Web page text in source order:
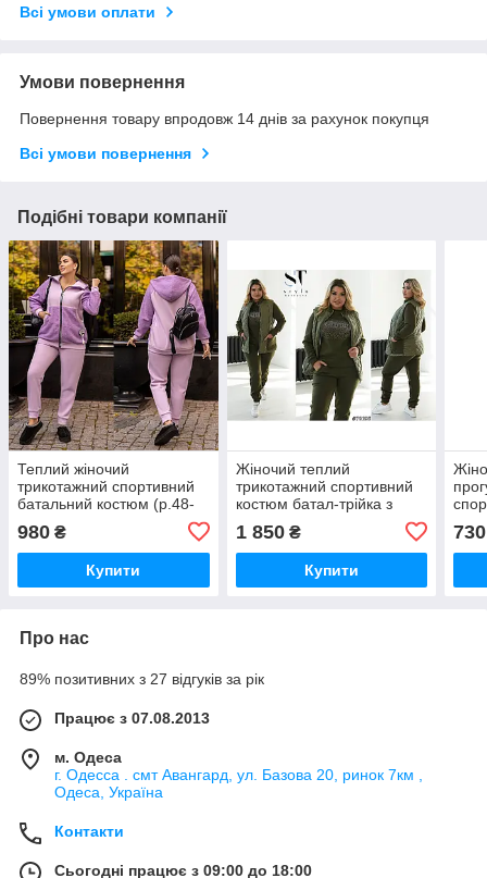
Всі умови оплати
Умови повернення
Повернення товару впродовж 14 днів за рахунок покупця
Всі умови повернення
Подібні товари компанії
Теплий жіночий
трикотажний спортивний
батальний костюм (р.48-
980 ₴
Купити
Жіночий теплий
трикотажний спортивний
костюм батал-трійка з
Арт-2851/24
1 850₴
Купити
730
Про нас
89% позитивних з 27 відгуків за рік
Працює з 07.08.2013
м. Одеса
г. Одесса . смт Авангард, ул. Базова 20, ринок 7км ,
Одеса, Україна
Контакти
Сьогодні працює з 09:00 до 18:00